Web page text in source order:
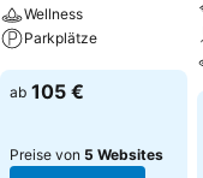
Wellness
Parkplätze
Preise sehen
ab 105 €
Preise von 5 Websites